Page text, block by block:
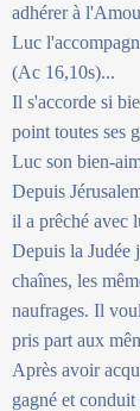
adhérer à
Luc
(Ac 16,10s)...
Il s'accorde si
point toutes ses
Luc son bien-
Depuis
il a prêché avec
Depuis la Judée
chaînes, les
naufrages. Il
pris part aux
Après avoir
gagné et